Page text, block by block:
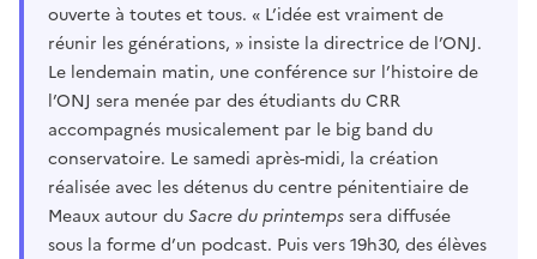
ouverte à toutes et tous. « L’idée est vraiment de
réunir les générations, » insiste la directrice de l’ONJ.
Le lendemain matin, une conférence sur l’histoire de
l’ONJ sera menée par des étudiants du CRR
accompagnés musicalement par le big band du
conservatoire. Le samedi après-midi, la création
réalisée avec les détenus du centre pénitentiaire de
Meaux autour duSacre du printempssera diffusée
sous la forme d’un podcast. Puis vers 19h30, des élèves